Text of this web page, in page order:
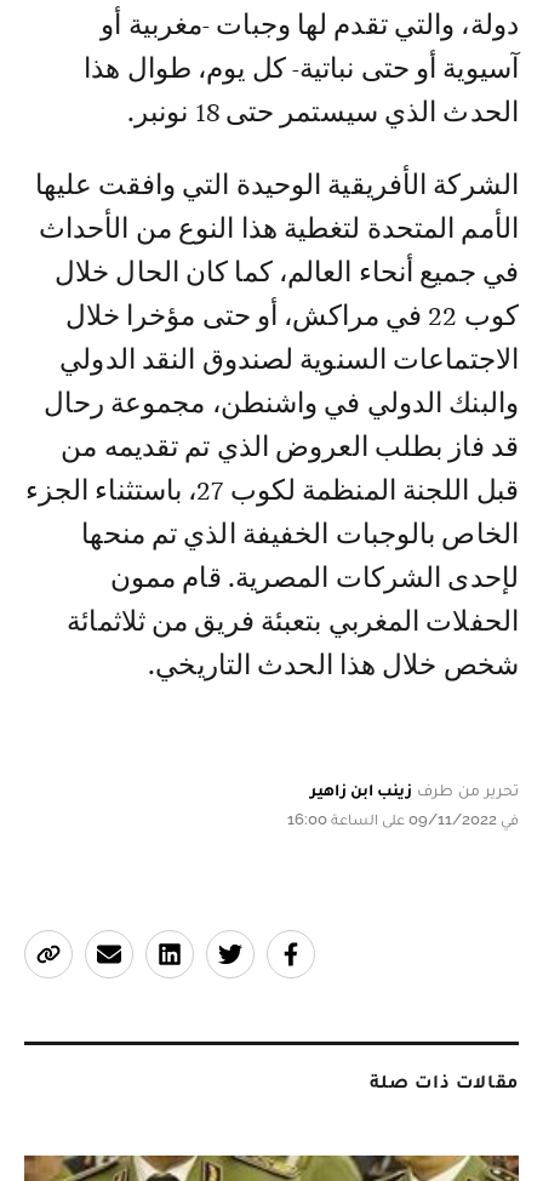
دولة، والتي تقدم لها وجبات -مغربية أو
آسيوية أو حتى نباتية- كل يوم، طوال هذا
الحدث الذي سيستمر حتى 18 نونبر.
الشركة الأفريقية الوحيدة التي وافقت عليها
الأمم المتحدة لتغطية هذا النوع من الأحداث
في جميع أنحاء العالم، كما كان الحال خلال
كوب 22 في مراكش، أو حتى مؤخرا خلال
الاجتماعات السنوية لصندوق النقد الدولي
والبنك الدولي في واشنطن، مجموعة رحال
قد فاز بطلب العروض الذي تم تقديمه من
قبل اللجنة المنظمة لكوب 27، باستثناء الجزء
الخاص بالوجبات الخفيفة الذي تم منحها
لإحدى الشركات المصرية. قام ممون
الحفلات المغربي بتعبئة فريق من ثلاثمائة
شخص خلال هذا الحدث التاريخي.
تحرير من طرف زينب ابن زاهير
في 09/11/2022 على الساعة 16:00
مقالات ذات صلة